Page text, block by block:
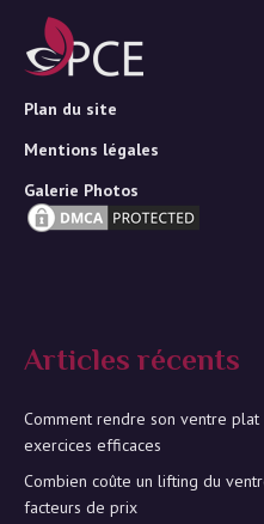
Plan du site
Mentions légales
Galerie Photos
Articles récents
Comment rendre son ventre
exercices efficaces
Combien coûte un lifting du
facteurs de prix